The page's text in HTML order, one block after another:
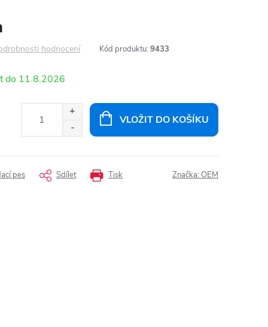
hodnocení Kód produktu: 9433
11.8.2026
VLOŽIT DO KOŠÍKU
Tisk
pes Sdílet Značka: OEM